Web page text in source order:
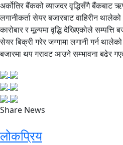
अर्कोतिर बैंकको व्याजदर वृद्धिसँगै बैंकबाट
लगानीकर्ता सेयर बजारबाट वाहिरीन
कारोबार र मूल्यमा वृद्धि देखिएकोले सम्पत्ति
सेयर बिक्री गरेर जग्गामा लगानी गर्न
बजारमा थप गरावट आउने सम्भावना बढेर
Share News
लोकप्रिय